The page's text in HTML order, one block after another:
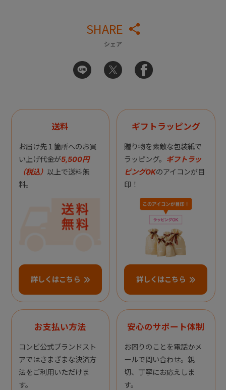
SHARE
シェア
送料
お届け先１箇所へのお買
い上げ代金が5,500円
（税込） 以上で送料無
料。
詳しくはこちら
ギフトラッピング
贈り物を素敵な包装紙で
ラッピング。 ギフトラッ
ピングOKのアイコンが目
印！
詳しくはこちら
お支払い方法
コンビ公式ブランドスト
アではさまざまな決済方
法をご利用いただけま
す。
安心のサポート体制
お困りのことを電話かメ
ールで問い合わせ。親
切、丁寧にお応えしま
す。